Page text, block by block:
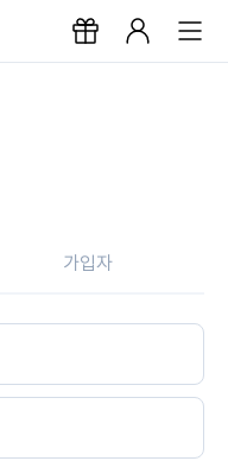
가입자